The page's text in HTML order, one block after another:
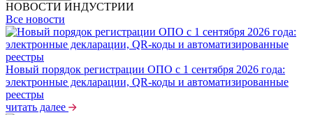
НОВОСТИ ИНДУСТРИИ
Все новости
Новый порядок регистрации ОПО с 1 сентября 2026 года:
электронные декларации, QR-коды и автоматизированные
реестры
читать далее